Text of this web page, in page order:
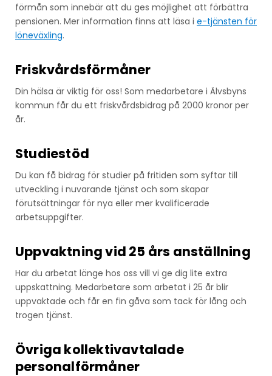
förmån som innebär att du ges möjlighet att förbättra
pensionen. Mer information finns att läsa i e-tjänsten för
löneväxling.
Friskvårdsförmåner
Din hälsa är viktig för oss! Som medarbetare i Älvsbyns
kommun får du ett friskvårdsbidrag på 2000 kronor per
år.
Studiestöd
Du kan få bidrag för studier på fritiden som syftar till
utveckling i nuvarande tjänst och som skapar
förutsättningar för nya eller mer kvalificerade
arbetsuppgifter.
Uppvaktning vid 25 års anställning
Har du arbetat länge hos oss vill vi ge dig lite extra
uppskattning. Medarbetare som arbetat i 25 år blir
uppvaktade och får en fin gåva som tack för lång och
trogen tjänst.
Övriga kollektivavtalade
personalförmåner